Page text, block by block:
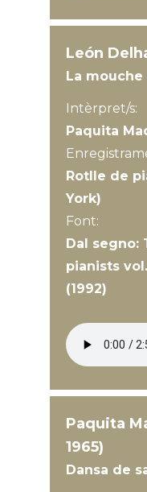
León
La mouche
Intèrpret/s:
Paquita
Rotlle de
York)
Font:
Dal segno:
pianists vol.
(1992)
Paquita
1965)
Dansa de